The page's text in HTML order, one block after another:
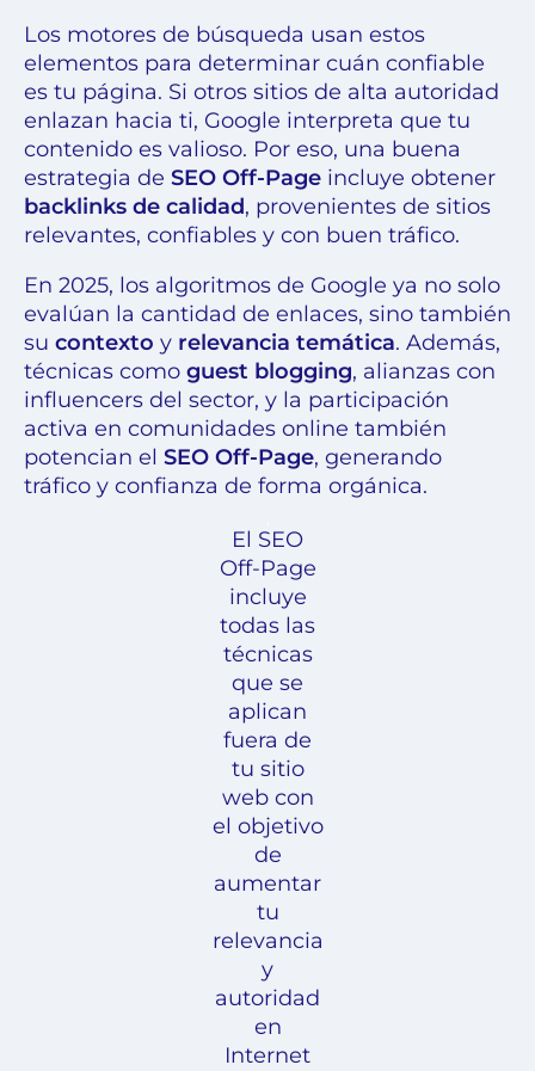
Los motores de búsqueda usan estos
elementos para determinar cuán confiable
es tu página. Si otros sitios de alta autoridad
enlazan hacia ti, Google interpreta que tu
contenido es valioso. Por eso, una buena
estrategia de SEO Off-Page incluye obtener
backlinks de calidad, provenientes de sitios
relevantes, confiables y con buen tráfico.
En 2025, los algoritmos de Google ya no solo
evalúan la cantidad de enlaces, sino también
su contexto y relevancia temática. Además,
técnicas como guest blogging, alianzas con
influencers del sector, y la participación
activa en comunidades online también
potencian el SEO Off-Page, generando
tráfico y confianza de forma orgánica.
El SEO
Off-Page
incluye
todas las
técnicas
que se
aplican
fuera de
tu sitio
web con
el objetivo
de
aumentar
tu
relevancia
y
autoridad
en
Internet